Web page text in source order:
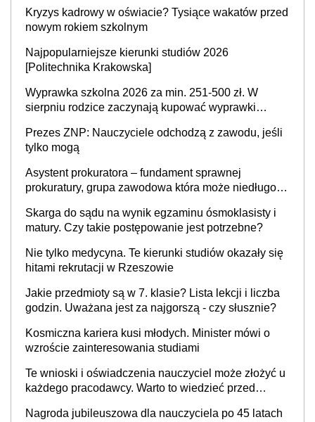
Kryzys kadrowy w oświacie? Tysiące wakatów przed
nowym rokiem szkolnym
Najpopularniejsze kierunki studiów 2026
[Politechnika Krakowska]
Wyprawka szkolna 2026 za min. 251-500 zł. W
sierpniu rodzice zaczynają kupować wyprawki
ponad 1 tys. zł
Prezes ZNP: Nauczyciele odchodzą z zawodu, jeśli
tylko mogą
Asystent prokuratora – fundament sprawnej
prokuratury, grupa zawodowa która może niedługo
Skarga do sądu na wynik egzaminu ósmoklasisty i
matury. Czy takie postępowanie jest potrzebne?
Nie tylko medycyna. Te kierunki studiów okazały się
hitami rekrutacji w Rzeszowie
Jakie przedmioty są w 7. klasie? Lista lekcji i liczba
godzin. Uważana jest za najgorszą - czy słusznie?
Kosmiczna kariera kusi młodych. Minister mówi o
wzroście zainteresowania studiami
Te wnioski i oświadczenia nauczyciel może złożyć u
każdego pracodawcy. Warto to wiedzieć przed
Nagroda jubileuszowa dla nauczyciela po 45 latach